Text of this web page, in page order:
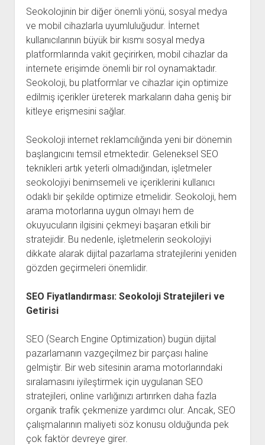
Seokolojinin bir diğer önemli yönü, sosyal medya
ve mobil cihazlarla uyumluluğudur. İnternet
kullanıcılarının büyük bir kısmı sosyal medya
platformlarında vakit geçirirken, mobil cihazlar da
internete erişimde önemli bir rol oynamaktadır.
Seokoloji, bu platformlar ve cihazlar için optimize
edilmiş içerikler üreterek markaların daha geniş bir
kitleye erişmesini sağlar.
Seokoloji internet reklamcılığında yeni bir dönemin
başlangıcını temsil etmektedir. Geleneksel SEO
teknikleri artık yeterli olmadığından, işletmeler
seokolojiyi benimsemeli ve içeriklerini kullanıcı
odaklı bir şekilde optimize etmelidir. Seokoloji, hem
arama motorlarına uygun olmayı hem de
okuyucuların ilgisini çekmeyi başaran etkili bir
stratejidir. Bu nedenle, işletmelerin seokolojiyi
dikkate alarak dijital pazarlama stratejilerini yeniden
gözden geçirmeleri önemlidir.
SEO Fiyatlandırması: Seokoloji Stratejileri ve
Getirisi
SEO (Search Engine Optimization) bugün dijital
pazarlamanın vazgeçilmez bir parçası haline
gelmiştir. Bir web sitesinin arama motorlarındaki
sıralamasını iyileştirmek için uygulanan SEO
stratejileri, online varlığınızı artırırken daha fazla
organik trafik çekmenize yardımcı olur. Ancak, SEO
çalışmalarının maliyeti söz konusu olduğunda pek
çok faktör devreye girer.